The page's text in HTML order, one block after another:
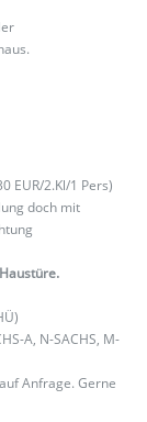
EUR/2.Kl/1 Pers)
doch mit
A, N-SACHS, M-
Anfrage. Gerne